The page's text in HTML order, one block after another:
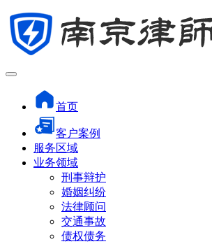
首页
客户案例
服务区域
业务领域
刑事辩护
婚姻纠纷
法律顾问
交通事故
债权债务